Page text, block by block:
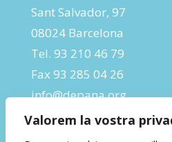
Valorem la vostra
Sant Salvador, 97
08024 Barcelona
Tel. 93 210 46 79
Fax 93 285 04 26
info@depana.org